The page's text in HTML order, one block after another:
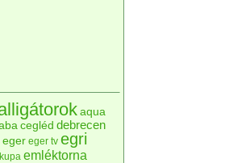
aqua
cegléd debrecen
eger eger tv egri
emléktorna